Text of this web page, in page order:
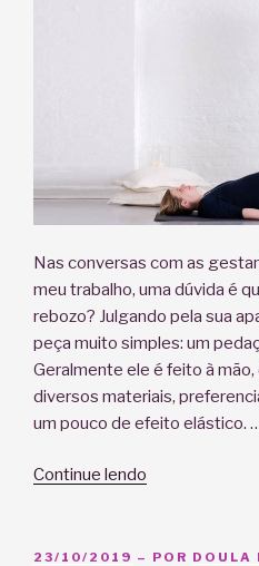
Nas conversas com as
meu trabalho, uma dúvida é
rebozo? Julgando pela sua
peça muito simples: um
Geralmente ele é feito à
diversos materiais,
um pouco de efeito elástico.
Continue lendo
é
PUBLICADO
23/10/2019 – POR DOULA